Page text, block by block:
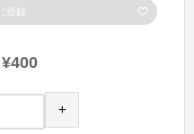
登録
¥400
+